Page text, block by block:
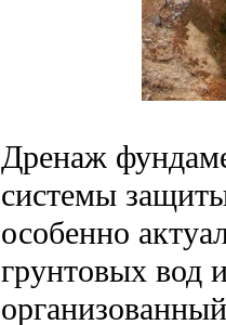
Дренаж
системы
особенно
грунтовых вод